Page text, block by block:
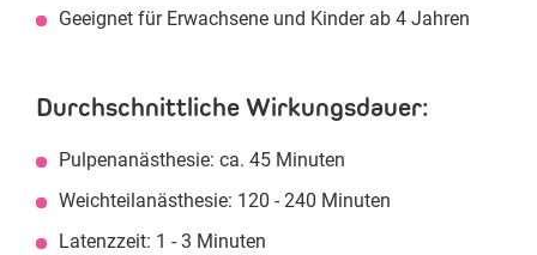
Geeignet für Erwachsene und Kinder ab 4 Jahren
Durchschnittliche Wirkungsdauer:
Pulpenanästhesie: ca. 45 Minuten
Weichteilanästhesie: 120 - 240 Minuten
Latenzzeit: 1 - 3 Minuten